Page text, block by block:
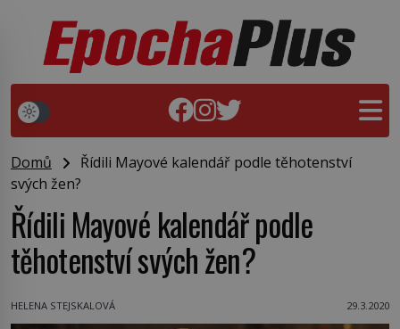
Domů
Řídili Mayové kalendář podle těhotenství
svých žen?
Řídili Mayové kalendář podle
těhotenství svých žen?
HELENA STEJSKALOVÁ 29.3.2020